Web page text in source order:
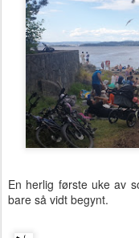
En herlig første uke av
bare så vidt begynt.